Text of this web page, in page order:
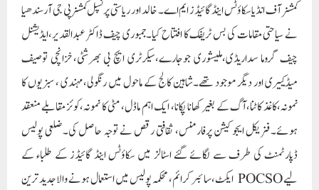
کمشنر آف انڈیا سکاؤٹس اینڈ گائیڈز ایم اے۔ خالد اور ریاستی پرنسپل کمشنرپی جی آرسندھیا
نے سیاحتی مقامات کی بس ٹریفک کا افتتاح کیا۔جمبوری چیف ڈاکٹر عبدالقدیر،ایڈیشنل
چیف گروما سداریڈی،ملیشوری جوجارے،سیکرٹری ایچ بی بھرشٹی،خزانچی توصیف
میڈکییری اور دیگر موجود تھے۔شاہین کالج کے ماحول میں رنگولی،مہندی ، سبزیوں کا
نمونہ،کاغذ کاٹنا،آگ کے بغیر کھانا پکانا، ایک اہم ماڈل، مٹی کا نمونہ،کوئز مقابلے منعقد
ہوئے۔فزیکل ایجوکیشن پرفارمنس، ثقافتی رقص نے توجہ حاصل کی۔ضلعی پولیس
ڈپارٹمنٹ کی طرف سے لگائے گئے اسٹالز میں سکاؤٹس اینڈ گائیڈز کے طلباء کے
لیے POCSO ایکٹ،سائبر کرائم، محکمہ پولیس میں استعمال ہونے والا جدید ترین